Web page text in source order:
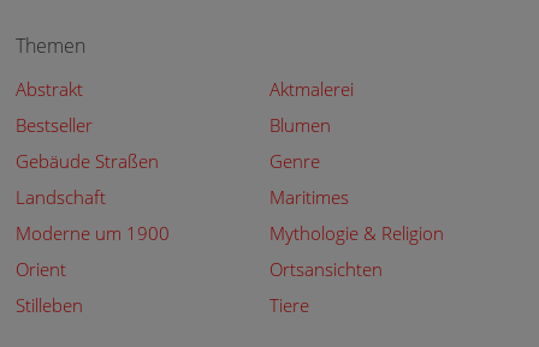
Themen
Abstrakt
Aktmalerei
Bestseller
Blumen
Gebäude Straßen
Genre
Landschaft
Maritimes
Moderne um 1900
Mythologie & Religion
Orient
Ortsansichten
Stilleben
Tiere